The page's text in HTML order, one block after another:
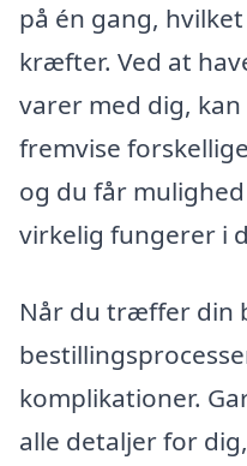
på én gang,
kræfter. Ved at
varer med dig,
fremvise
og du får
virkelig fungerer i
Når du træffer din
komplikationer.
alle detaljer for